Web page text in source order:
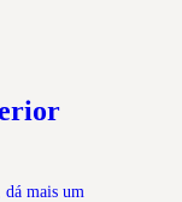
mais um